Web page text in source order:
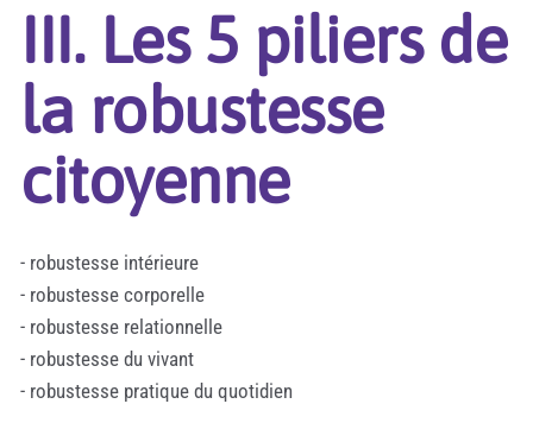
III. Les 5 piliers de
la robustesse
citoyenne
- robustesse intérieure
- robustesse corporelle
- robustesse relationnelle
- robustesse du vivant
- robustesse pratique du quotidien